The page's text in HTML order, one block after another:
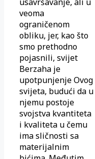
veoma
ograničenom
obliku, jer, kao što
smo prethodno
pojasnili, svijet
Berzaha je
upotpunjenje Ovog
svijeta, budući da u
njemu postoje
svojstva kvantiteta
i kvaliteta u čemu
ima sličnosti sa
materijalnim